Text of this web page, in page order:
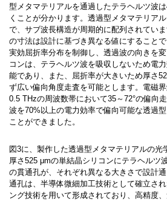
型メタマテリアルを通過したテラヘルツ波
くことが分かります。透過型メタマテリア
で、サブ波長構造が周期的に配列されてい
の寸法は設計に基づき異なる値にすること
実効屈折率分布を制御し、透過波の向きを
コンは、テラヘルツ波を吸収しないため電
能であり、また、屈折率が大きいため厚さ
ず広い偏向角度走査を可能とします。 電磁
0.5 THzの周波数帯において35～72°の偏向
波を70%以上の電力効率で偏向可能な透過
ことができました。
図3に、製作した透過型メタマテリアルの光
厚さ525 μmの単結晶シリコンにテラヘルツ
の貫通孔が、それぞれ異なる大きさで設計
通孔は、半導体微細加工技術として確立さ
ング技術を用いて形成されており、高精度、